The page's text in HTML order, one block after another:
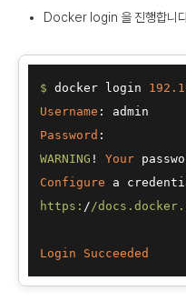
Docker login 을 진행합니
$ docker login
Username
Password
WARNING ! Your
Configure a
https: / /
Login Succeeded